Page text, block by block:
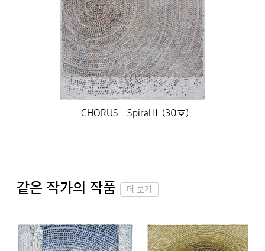
CHORUS - SpiralⅡ (30호)
같은 작가의 작품 더 보기